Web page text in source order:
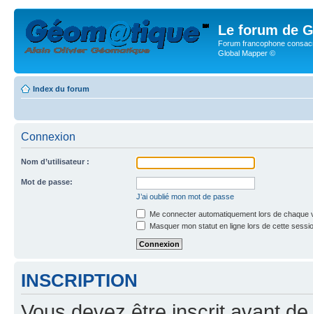
Le forum de
Forum francophone
Global Mapper ©
Index du forum
Connexion
Nom d’utilisateur :
Mot de passe:
J’ai oublié mon mot de passe
Me connecter automatiquement lors de chaque
Masquer mon statut en ligne lors de cette
INSCRIPTION